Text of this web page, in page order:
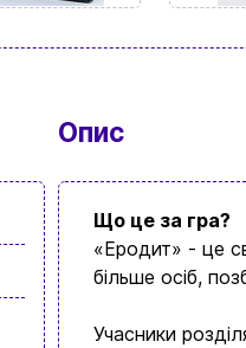
Опис
Що це за гра?
«Еродит» - це
більше осіб,
Учасники